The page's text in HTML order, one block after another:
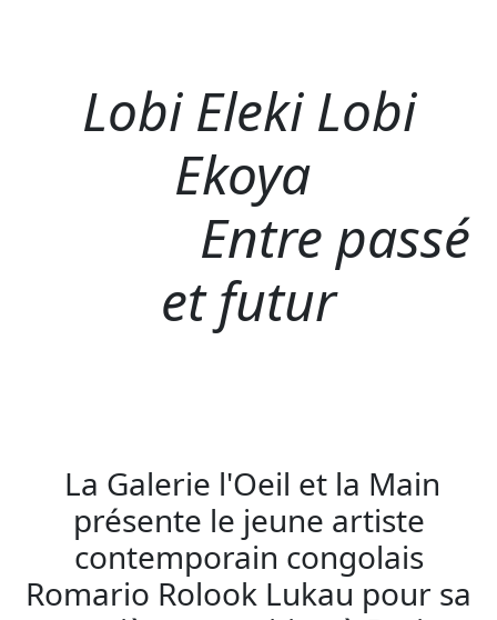
Lobi Eleki Lobi
Ekoya
Entre passé
et futur
La Galerie l'Oeil et la Main
présente le jeune artiste
contemporain congolais
Romario Rolook Lukau pour sa